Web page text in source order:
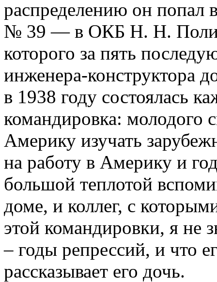
распределению он попал
№ 39 — в ОКБ Н. Н.
которого за пять
инженера-конструктора
в 1938 году состоялась
командировка: молодого
Америку изучать
на работу в Америку и
большой теплотой
доме, и коллег, с
этой командировки, я не
– годы репрессий, и что
рассказывает его дочь.